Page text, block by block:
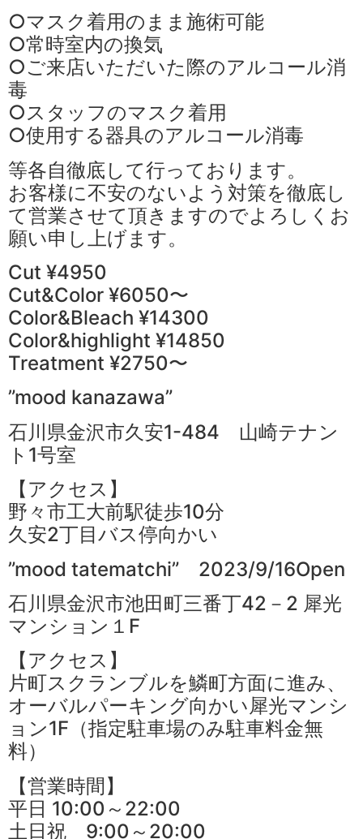
○マスク着用のまま施術可能
○常時室内の換気
○ご来店いただいた際のアルコール消
毒
○スタッフのマスク着用
○使用する器具のアルコール消毒
等各自徹底して行っております。
お客様に不安のないよう対策を徹底し
て営業させて頂きますのでよろしくお
願い申し上げます。
Cut ¥4950
Cut&Color ¥6050〜
Color&Bleach ¥14300
Color&highlight ¥14850
Treatment ¥2750〜
”mood kanazawa”
石川県金沢市久安1-484 山崎テナン
ト1号室
【アクセス】
野々市工大前駅徒歩10分
久安2丁目バス停向かい
”mood tatematchi” 2023/9/16Open
石川県金沢市池田町三番丁42－2 犀光
マンション１F
【アクセス】
片町スクランブルを鱗町方面に進み、
オーバルパーキング向かい犀光マンシ
ョン1F（指定駐車場のみ駐車料金無
料）
【営業時間】
平日 10:00～22:00
土日祝 9:00～20:00